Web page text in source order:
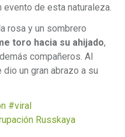
de esta naturaleza.
rosa y un sombrero
toro hacia su ahijado,
compañeros. Al
dio un gran abrazo a su
#viral
Russkaya